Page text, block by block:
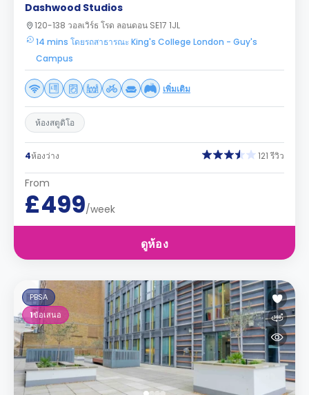
Dashwood Studios
120-138 วอลเวิร์ธ โรด ลอนดอน SE17 1JL
14 mins โดยรถสาธารณะ King's College London - Guy's
Campus
เพิ่มเติม
ห้องสตูดิโอ
4ห้องว่าง 121 รีวิว
From
£499/week
ดูห้อง
PBSA
1ข้อเสนอ